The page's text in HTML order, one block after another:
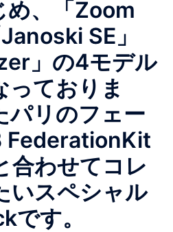
め、「Zoom
SE」
」の4モデル
っておりま
パリのフェー
FederationKit
合わせてコレ
いスペシャル
です。